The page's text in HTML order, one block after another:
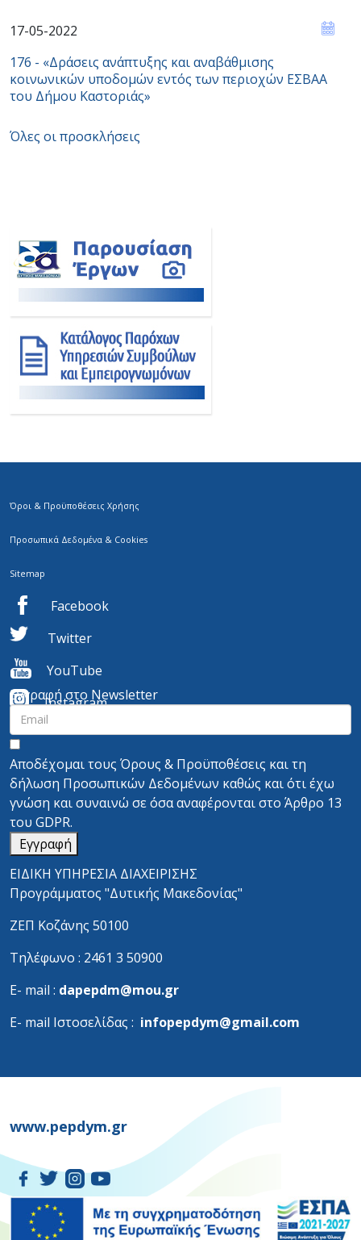
17-05-2022
176 - «Δράσεις ανάπτυξης και αναβάθμισης
κοινωνικών υποδομών εντός των περιοχών ΕΣBAA
του Δήμου Καστοριάς»
Όλες οι προσκλήσεις
Όροι & Προϋποθέσεις Χρήσης
Προσωπικά Δεδομένα & Cookies
Sitemap
Facebook
Twitter
YouTube
Instagram
Εγγραφή στο Newsletter
Αποδέχομαι τους Όρους & Προϋποθέσεις και τη
δήλωση Προσωπικών Δεδομένων καθώς και ότι έχω
γνώση και συναινώ σε όσα αναφέρονται στο Άρθρο 13
του GDPR.
Εγγραφή
ΕΙΔΙΚΗ ΥΠΗΡΕΣΙΑ ΔΙΑΧΕΙΡΙΣΗΣ
Προγράμματος "Δυτικής Μακεδονίας"
ΖΕΠ Κοζάνης 50100
Τηλέφωνο : 2461 3 50900
Ε- mail : dapepdm@mou.gr
Ε- mail Ιστοσελίδας : infopepdym@gmail.com
www.pepdym.gr